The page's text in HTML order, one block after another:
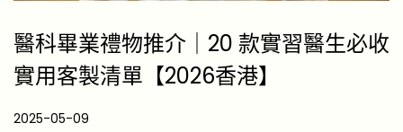
醫科畢業禮物推介｜20 款實習醫生必收
實用客製清單【2026香港】
P
2025-05-09